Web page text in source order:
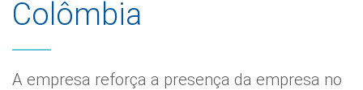
Colômbia
A empresa reforça a presença da empresa no